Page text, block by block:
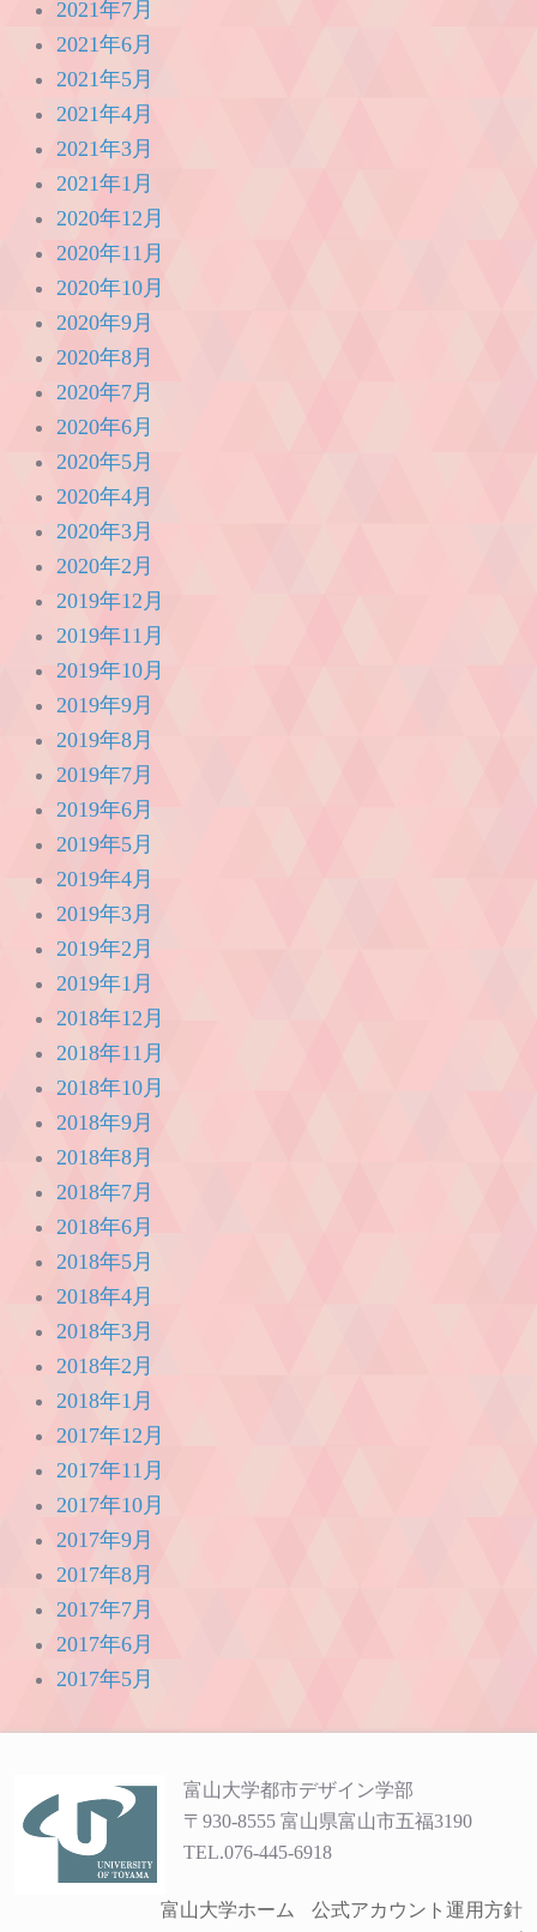
2021年7月
2021年6月
2021年5月
2021年4月
2021年3月
2021年1月
2020年12月
2020年11月
2020年10月
2020年9月
2020年8月
2020年7月
2020年6月
2020年5月
2020年4月
2020年3月
2020年2月
2019年12月
2019年11月
2019年10月
2019年9月
2019年8月
2019年7月
2019年6月
2019年5月
2019年4月
2019年3月
2019年2月
2019年1月
2018年12月
2018年11月
2018年10月
2018年9月
2018年8月
2018年7月
2018年6月
2018年5月
2018年4月
2018年3月
2018年2月
2018年1月
2017年12月
2017年11月
2017年10月
2017年9月
2017年8月
2017年7月
2017年6月
2017年5月
富山大学都市デザイン学部
〒930-8555 富山県富山市五福3190
TEL.076-445-6918
公式アカウント運用方針
富山大学ホーム